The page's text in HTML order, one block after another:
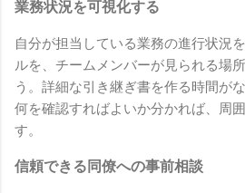
業務状況を可視化する
自分が担当している業務の進行状況
ルを、チームメンバーが見られる場
う。詳細な引き継ぎ書を作る時間が
何を確認すればよいか分かれば、周
す。
信頼できる同僚への事前相談